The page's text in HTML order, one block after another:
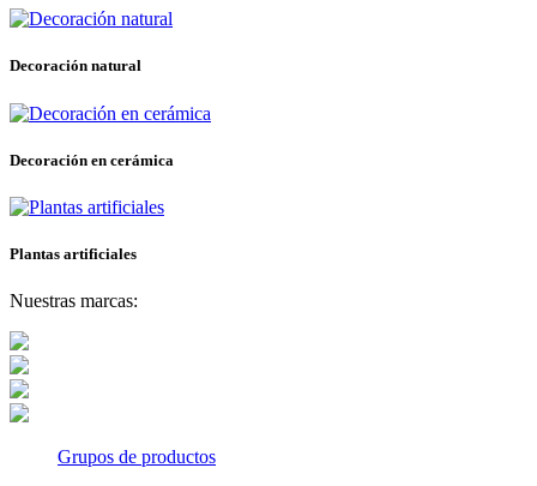
Decoración natural
Decoración en cerámica
Plantas artificiales
Nuestras marcas:
Grupos de productos